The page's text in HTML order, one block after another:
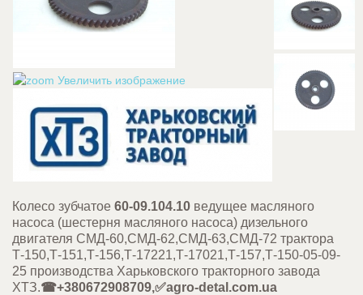
Увеличить изображение
Колесо зубчатое 60-09.104.10 ведущее масляного
насоса (шестерня масляного насоса) дизельного
двигателя СМД-60,СМД-62,СМД-63,СМД-72 трактора
Т-150,Т-151,Т-156,Т-17221,Т-17021,Т-157,Т-150-05-09-
25 производства Харьковского тракторного завода
ХТЗ.☎+380672908709,✅agro-detal.com.ua